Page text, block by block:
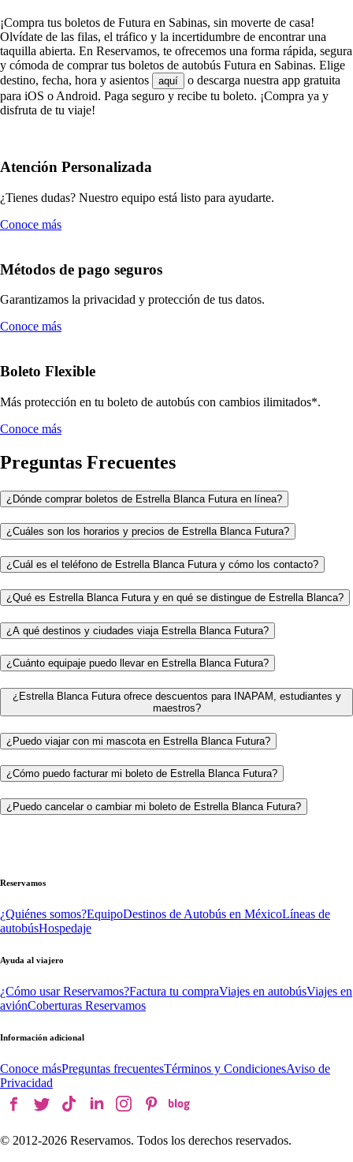
¡Compra tus boletos de Futura en Sabinas, sin moverte de casa!
Olvídate de las filas, el tráfico y la incertidumbre de encontrar una
taquilla abierta. En Reservamos, te ofrecemos una forma rápida, segura
y cómoda de comprar tus boletos de autobús Futura en Sabinas. Elige
destino, fecha, hora y asientos
aquí
o descarga nuestra app gratuita
para iOS o Android. Paga seguro y recibe tu boleto. ¡Compra ya y
disfruta de tu viaje!
Atención Personalizada
¿Tienes dudas? Nuestro equipo está listo para ayudarte.
Conoce más
Métodos de pago seguros
Garantizamos la privacidad y protección de tus datos.
Conoce más
Boleto Flexible
Más protección en tu boleto de autobús con cambios ilimitados*.
Conoce más
Preguntas Frecuentes
¿Dónde comprar boletos de Estrella Blanca Futura en línea?
¿Cuáles son los horarios y precios de Estrella Blanca Futura?
¿Cuál es el teléfono de Estrella Blanca Futura y cómo los contacto?
¿Qué es Estrella Blanca Futura y en qué se distingue de Estrella Blanca?
¿A qué destinos y ciudades viaja Estrella Blanca Futura?
¿Cuánto equipaje puedo llevar en Estrella Blanca Futura?
¿Estrella Blanca Futura ofrece descuentos para INAPAM, estudiantes y
maestros?
¿Puedo viajar con mi mascota en Estrella Blanca Futura?
¿Cómo puedo facturar mi boleto de Estrella Blanca Futura?
¿Puedo cancelar o cambiar mi boleto de Estrella Blanca Futura?
Reservamos
¿Quiénes somos?EquipoDestinos de Autobús en MéxicoLíneas de
autobúsHospedaje
Ayuda al viajero
¿Cómo usar Reservamos?Factura tu compraViajes en autobúsViajes en
aviónCoberturas Reservamos
Información adicional
Conoce másPreguntas frecuentesTérminos y CondicionesAviso de
Privacidad
© 2012-2026 Reservamos. Todos los derechos reservados.